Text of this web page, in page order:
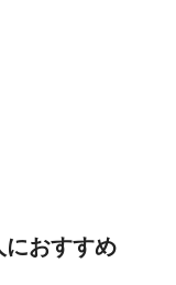
におすすめ